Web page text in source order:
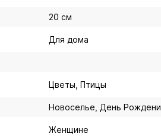
20 см
Для дома
Цветы, Птицы
Новоселье, День
Женщине